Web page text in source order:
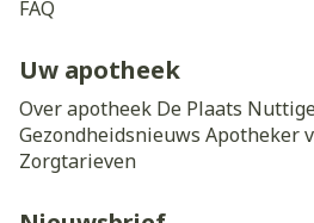
FAQ
Uw apotheek
Over apotheek De Plaats
Gezondheidsnieuws Apotheker
Zorgtarieven